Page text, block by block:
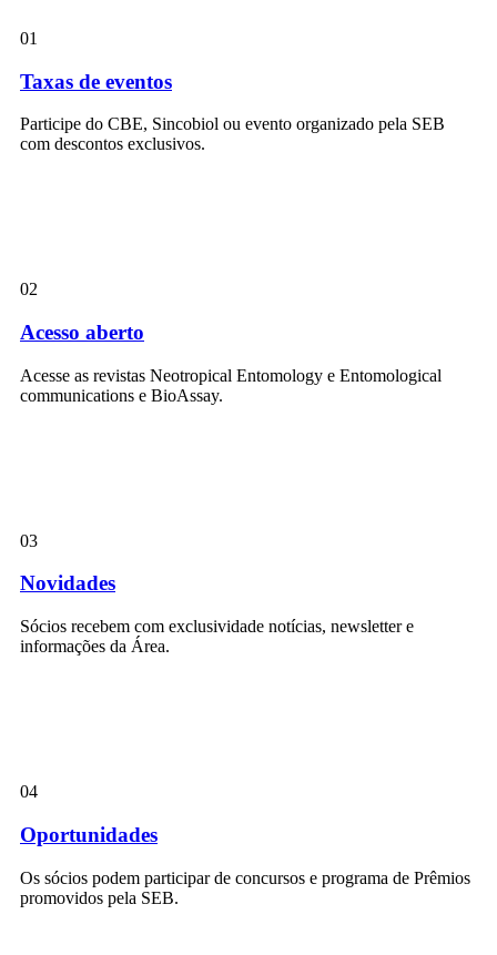
01
Taxas de eventos
Participe do CBE, Sincobiol ou evento organizado pela SEB
com descontos exclusivos.
02
Acesso aberto
Acesse as revistas Neotropical Entomology e Entomological
communications e BioAssay.
03
Novidades
Sócios recebem com exclusividade notícias, newsletter e
informações da Área.
04
Oportunidades
Os sócios podem participar de concursos e programa de Prêmios
promovidos pela SEB.